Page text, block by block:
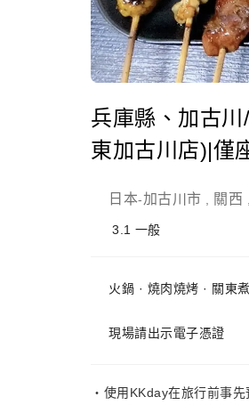
兵庫縣、加古
東加古川店)|僅
日本-加古川市 關西
3.1 一般
火鍋 · 燒肉燒烤 · 關東煮
現場請出示電子憑證
・使用KKday在旅行前事